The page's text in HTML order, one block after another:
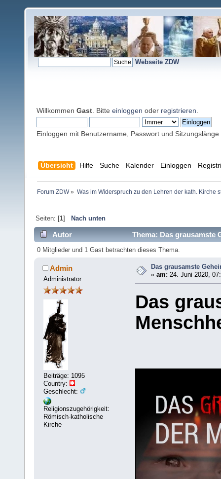
Webseite ZDW
Willkommen Gast . Bitte einloggen oder registrieren
Einloggen mit Benutzername, Passwort und Sitzungslänge
Übersicht Hilfe Suche Kalender Einloggen
Forum ZDW» Was im Widerspruch zu den Lehren der kath. Kirche
Seiten: [1] Nach unten
Autor Thema: Das grausamste
0 Mitglieder und 1 Gast betrachten dieses Thema.
Admin
Administrator
Beiträge: 1095
Country:
Geschlecht:
Religionszugehörigkeit:
Römisch-katholische
Kirche
Das grausamste
«am: 24. Juni 2020,
Das